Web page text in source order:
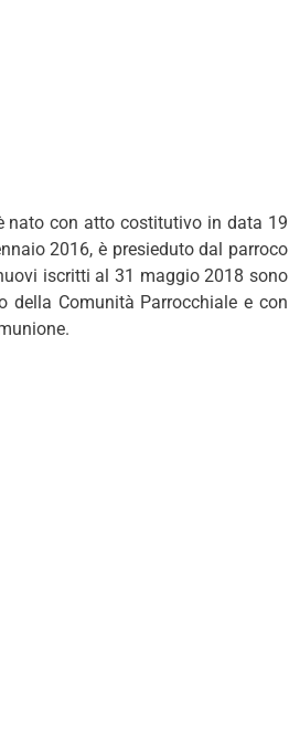
nato con atto costitutivo in data 19
2016, è presieduto dal parroco
iscritti al 31 maggio 2018 sono
della Comunità Parrocchiale e con